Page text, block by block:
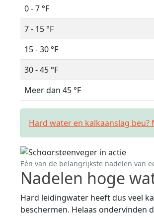
0 - 7 °F
7 - 15 °F
15 - 30 °F
30 - 45 °F
Meer dan 45 °F
Hard water en kalkaanslag
Eén van de belangrijkste nadelen van
Nadelen hoge
Hard leidingwater heeft dus veel
beschermen. Helaas ondervinden